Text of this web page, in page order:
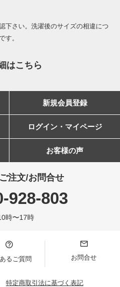
下さい。洗濯後のサイズの相違につ
す。
はこちら
新規会員登録
ログイン・マイページ
お客様の声
注文/お問合せ
928-803
時〜17時
るご質問 お問合せ
特定商取引法に基づく表記